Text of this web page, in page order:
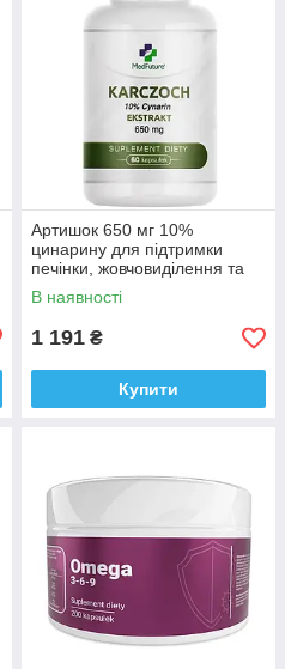
Артишок 650 мг 10%
цинарину для підтримки
печінки, жовчовиділення та
травлення Medfuture
Artichoke 650 mg, 60 кап.
В наявності
1 191 ₴
Купити